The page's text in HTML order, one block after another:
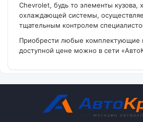
Chevrolet, будь то элементы кузова,
охлаждающей системы,
тщательным контролем
Приобрести любые комплектующие
доступной цене можно в сети